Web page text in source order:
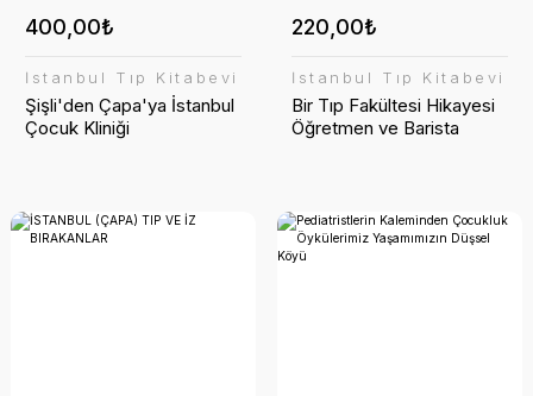
400,00₺
İstanbul Tıp Kitabevi
Şişli'den Çapa'ya İstanbul
Çocuk Kliniği
220,00₺
İstanbul Tıp Kitabevi
Bir Tıp Fakültesi Hikayesi
Öğretmen ve Barista